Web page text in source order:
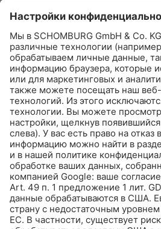
© Schomburg.Импрессум| Информация по
Дизайн и реализация +|